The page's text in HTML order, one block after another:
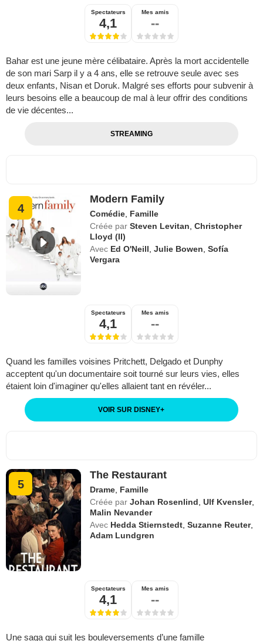
Spectateurs
4,1
Mes amis
--
Bahar est une jeune mère célibataire. Après la mort accidentelle
de son mari Sarp il y a 4 ans, elle se retrouve seule avec ses
deux enfants, Nisan et Doruk. Malgré ses efforts pour subvenir à
leurs besoins elle a beaucoup de mal à leur offrir des conditions
de vie décentes...
STREAMING
4
Modern Family
Comédie Famille
Créée par Steven Levitan ,Christopher
Lloyd (II)
Avec Ed O'Neill ,Julie Bowen ,Sofía
Vergara
Spectateurs
4,1
Mes amis
--
Quand les familles voisines Pritchett, Delgado et Dunphy
acceptent qu'un documentaire soit tourné sur leurs vies, elles
étaient loin d'imaginer qu'elles allaient tant en révéler...
VOIR SUR DISNEY+
5
The Restaurant
Drame Famille
Créée par Johan Rosenlind ,Ulf Kvensler,
Malin Nevander
Avec Hedda Stiernstedt ,Suzanne Reuter,
Adam Lundgren
Spectateurs
4,1
Mes amis
--
Une saga qui suit les bouleversements d’une famille